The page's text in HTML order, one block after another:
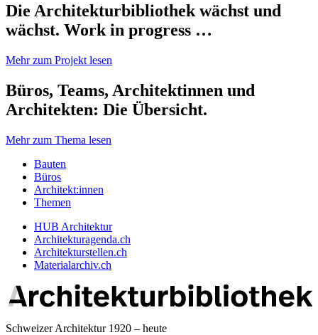
Die Architekturbibliothek wächst und
wächst. Work in progress …
Mehr zum Projekt lesen
Büros, Teams, Architektinnen und
Architekten: Die Übersicht.
Mehr zum Thema lesen
Bauten
Büros
Architekt:innen
Themen
HUB Architektur
Architekturagenda.ch
Architekturstellen.ch
Materialarchiv.ch
Schweizer Architektur 1920 – heute